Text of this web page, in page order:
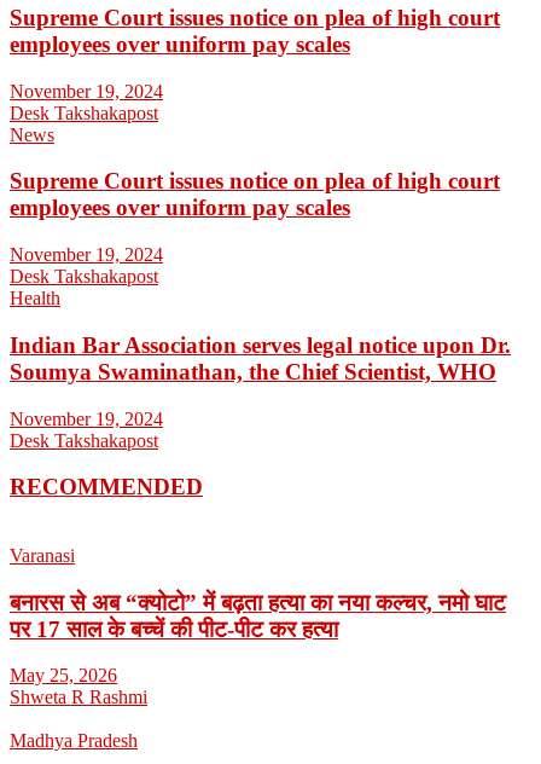
Supreme Court issues notice on plea of high court
employees over uniform pay scales
November 19, 2024
Desk Takshakapost
News
Supreme Court issues notice on plea of high court
employees over uniform pay scales
November 19, 2024
Desk Takshakapost
Health
Indian Bar Association serves legal notice upon Dr.
Soumya Swaminathan, the Chief Scientist, WHO
November 19, 2024
Desk Takshakapost
RECOMMENDED
Varanasi
बनारस से अब “क्योटो” में बढ़ता हत्या का नया कल्चर, नमो घाट
पर 17 साल के बच्चें की पीट-पीट कर हत्या
May 25, 2026
Shweta R Rashmi
Madhya Pradesh